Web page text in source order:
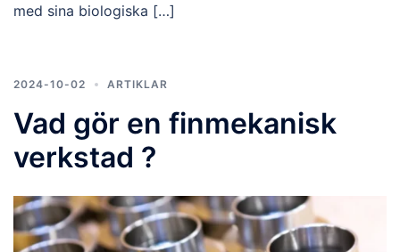
med sina biologiska […]
2024-10-02 ARTIKLAR
Vad gör en finmekanisk
verkstad ?